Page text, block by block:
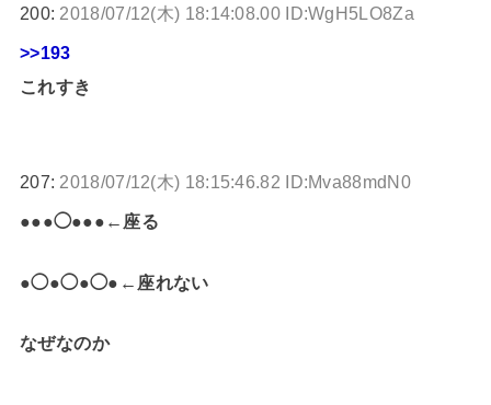
200: 2018/07/12(木) 18:14:08.00 ID:WgH5LO8Za
>>193
これすき
207: 2018/07/12(木) 18:15:46.82 ID:Mva88mdN0
●●●◯●●●←座る
●◯●◯●◯●←座れない
なぜなのか